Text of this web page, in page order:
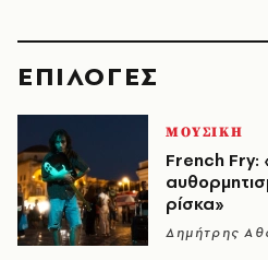
EΠΙΛΟΓΈΣ
ΜΟΥΣΙΚΗ
French Fry:
ρίσκα»
Δημήτρης